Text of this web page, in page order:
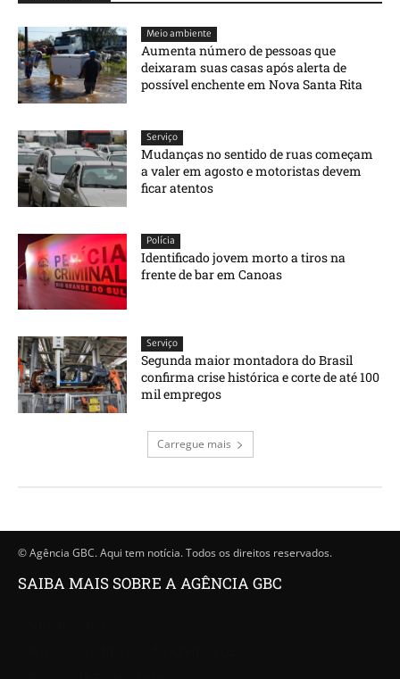
Meio ambiente
Aumenta número de pessoas que
deixaram suas casas após alerta de
possível enchente em Nova Santa Rita
Serviço
Mudanças no sentido de ruas começam
a valer em agosto e motoristas devem
ficar atentos
Polícia
Identificado jovem morto a tiros na
frente de bar em Canoas
Serviço
Segunda maior montadora do Brasil
confirma crise histórica e corte de até 100
mil empregos
Carregue mais
© Agência GBC. Aqui tem notícia. Todos os direitos reservados.
SAIBA MAIS SOBRE A AGÊNCIA GBC